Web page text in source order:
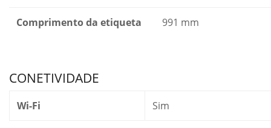
Comprimento da etiqueta 991 mm
CONETIVIDADE
Wi-Fi Sim